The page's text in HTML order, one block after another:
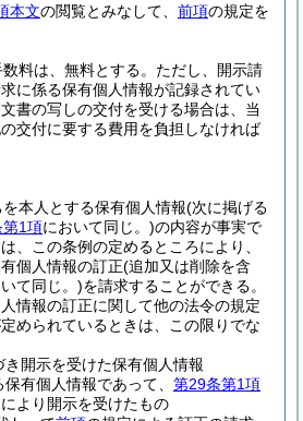
本文の閲覧とみなして、 前項の規定を
料は、無料とする。 ただし、開示請
に係る保有個人情報が記録されてい
書の写しの交付を受ける場合は、当
交付に要する費用を負担しなければ
本人とする保有個人情報(次に掲げる
1項において同じ。)の内容が事実で
、この条例の定めるところにより、
個人情報の訂正(追加又は削除を含
て同じ。)を請求することができる。
情報の訂正に関して他の法令の規定
められているときは、この限りでな
き開示を受けた保有個人情報
有個人情報であって、 第29条第1項
より開示を受けたもの